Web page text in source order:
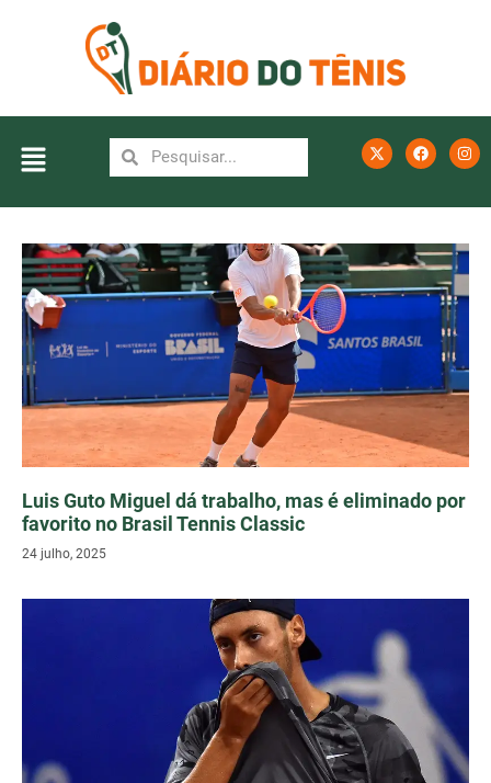
Luis Guto Miguel dá trabalho, mas é eliminado por
favorito no Brasil Tennis Classic
24 julho, 2025